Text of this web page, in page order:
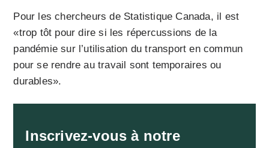
Pour les chercheurs de Statistique Canada, il est
«trop tôt pour dire si les répercussions de la
pandémie sur l’utilisation du transport en commun
pour se rendre au travail sont temporaires ou
durables».
Inscrivez-vous à notre